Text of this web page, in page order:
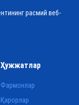
расмий веб-
Ҳужжатлар
Фармонлар
Қарорлар